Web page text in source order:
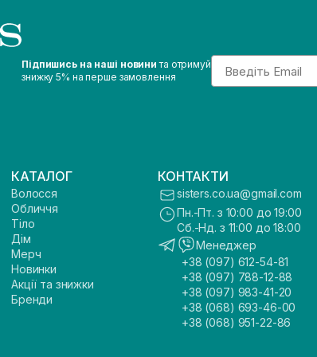
Підпишись на наші новини та отримуй
знижку 5% на перше замовлення
Email
КАТАЛОГ
Волосся
Обличчя
Тіло
Дім
Мерч
Новинки
Акції та знижки
Бренди
КОНТАКТИ
sisters.co.ua@gmail.com
Пн.-Пт. з 10:00 до 19:00
Сб.-Нд. з 11:00 до 18:00
Менеджер
+38 (097) 612-54-81
+38 (097) 788-12-88
+38 (097) 983-41-20
+38 (068) 693-46-00
+38 (068) 951-22-86